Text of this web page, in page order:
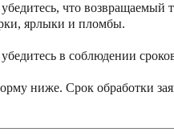
что возвращаемый
ярлыки и пломбы.
в соблюдении
ниже. Срок обработки